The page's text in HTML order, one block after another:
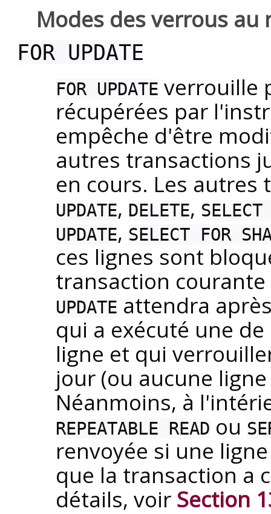
Modes des verrous au
FOR UPDATE
FOR UPDATE verrouille
récupérées par
empêche d'être
autres transactions
en cours. Les
UPDATE, DELETE, SELECT
UPDATE, SELECT FOR
ces lignes sont
transaction
UPDATE attendra
qui a exécuté une
ligne et qui
jour (ou aucune
Néanmoins, à
REPEATABLE READ ou
renvoyée si une
que la transaction a
détails, voir Section